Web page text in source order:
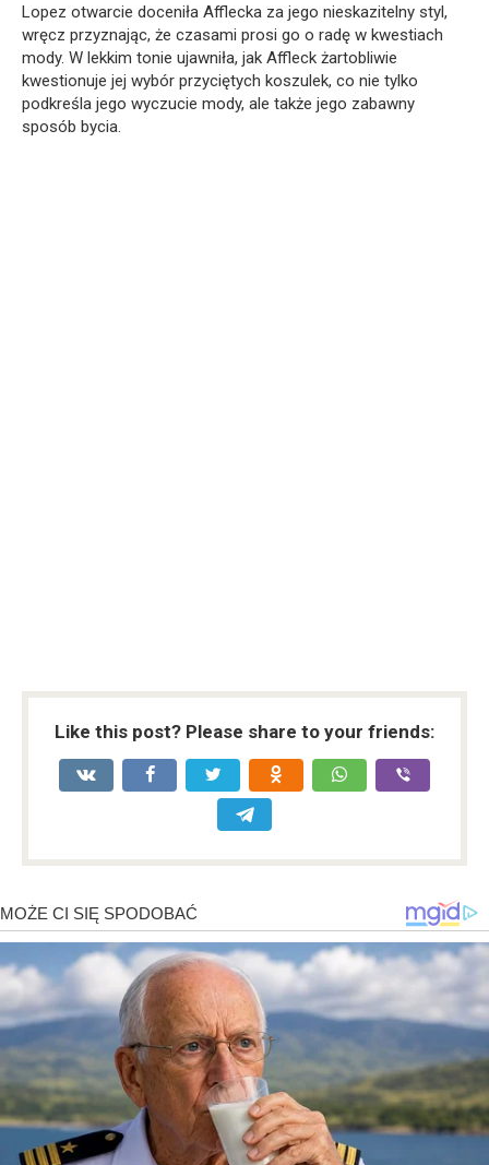
Lopez otwarcie doceniła Afflecka za jego nieskazitelny styl,
wręcz przyznając, że czasami prosi go o radę w kwestiach
mody. W lekkim tonie ujawniła, jak Affleck żartobliwie
kwestionuje jej wybór przyciętych koszulek, co nie tylko
podkreśla jego wyczucie mody, ale także jego zabawny
sposób bycia.
Like this post? Please share to your friends: